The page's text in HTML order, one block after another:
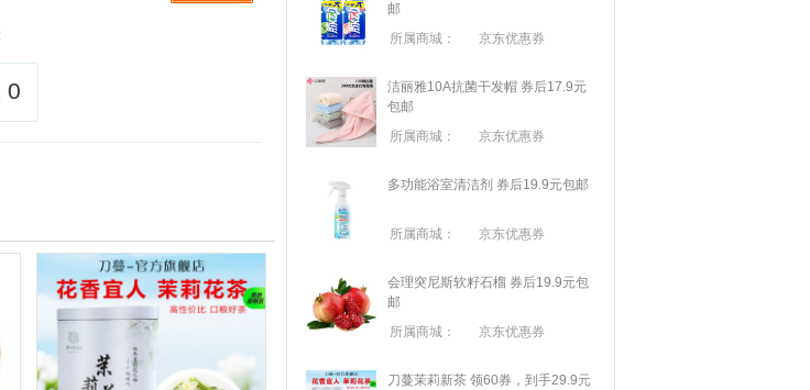
0
邮
所属商城：
京东优惠券
洁丽雅10A抗菌干发帽 券后17.9元
包邮
所属商城：
京东优惠券
多功能浴室清洁剂 券后19.9元包邮
所属商城： 京东优惠券
会理突尼斯软籽石榴 券后19.9元包
邮
所属商城：
京东优惠券
刀蔓茉莉新茶 领60券，到手29.9元